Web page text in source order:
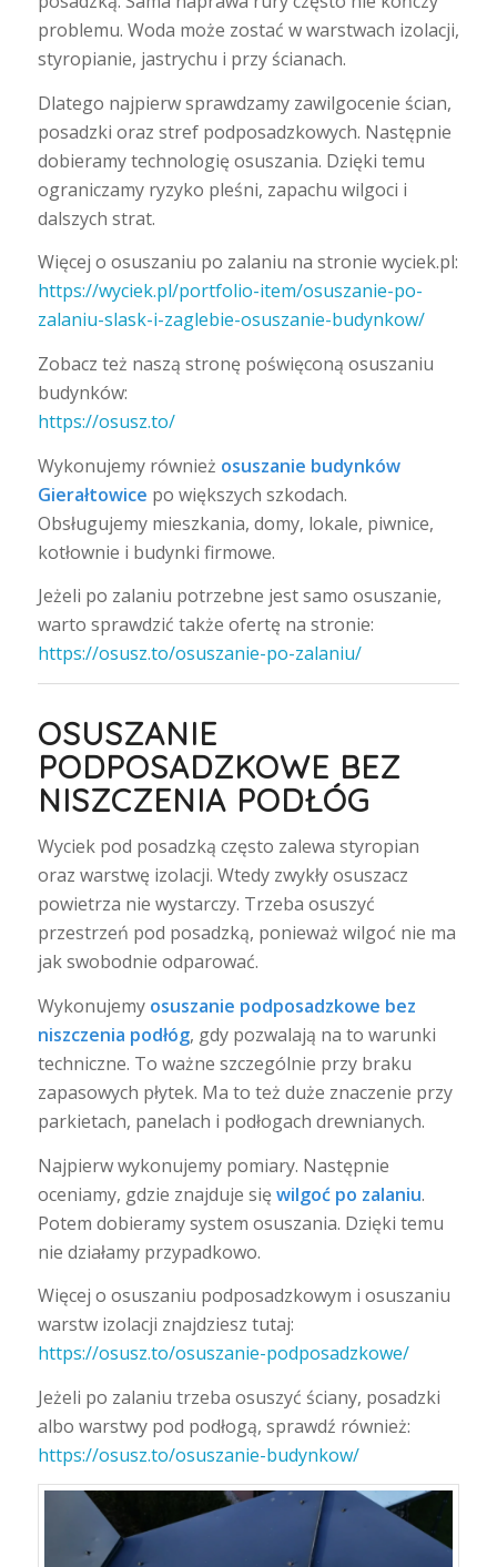
problemu. Woda może zostać w warstwach izolacji,
styropianie, jastrychu i przy ścianach.
Dlatego najpierw sprawdzamy zawilgocenie ścian,
posadzki oraz stref podposadzkowych. Następnie
dobieramy technologię osuszania. Dzięki temu
ograniczamy ryzyko pleśni, zapachu wilgoci i
dalszych strat.
Więcej o osuszaniu po zalaniu na stronie wyciek.pl:
https://wyciek.pl/portfolio-item/osuszanie-po-
zalaniu-slask-i-zaglebie-osuszanie-budynkow/
Zobacz też naszą stronę poświęconą osuszaniu
budynków:
https://osusz.to/
Wykonujemy również osuszanie budynków
Gierałtowice po większych szkodach.
Obsługujemy mieszkania, domy, lokale, piwnice,
kotłownie i budynki firmowe.
Jeżeli po zalaniu potrzebne jest samo osuszanie,
warto sprawdzić także ofertę na stronie:
https://osusz.to/osuszanie-po-zalaniu/
OSUSZANIE
PODPOSADZKOWE BEZ
NISZCZENIA PODŁÓG
Wyciek pod posadzką często zalewa styropian
oraz warstwę izolacji. Wtedy zwykły osuszacz
powietrza nie wystarczy. Trzeba osuszyć
przestrzeń pod posadzką, ponieważ wilgoć nie ma
jak swobodnie odparować.
Wykonujemy osuszanie podposadzkowe bez
niszczenia podłóg, gdy pozwalają na to warunki
techniczne. To ważne szczególnie przy braku
zapasowych płytek. Ma to też duże znaczenie przy
parkietach, panelach i podłogach drewnianych.
Najpierw wykonujemy pomiary. Następnie
oceniamy, gdzie znajduje się wilgoć po zalaniu.
Potem dobieramy system osuszania. Dzięki temu
nie działamy przypadkowo.
Więcej o osuszaniu podposadzkowym i osuszaniu
warstw izolacji znajdziesz tutaj:
https://osusz.to/osuszanie-podposadzkowe/
Jeżeli po zalaniu trzeba osuszyć ściany, posadzki
albo warstwy pod podłogą, sprawdź również:
https://osusz.to/osuszanie-budynkow/